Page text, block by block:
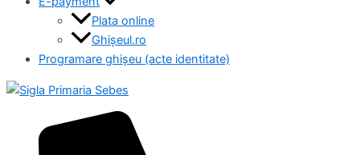
Plata online
Ghișeul.ro
Programare ghișeu (acte identitate)